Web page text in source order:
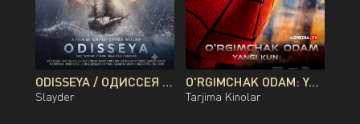
ODISSEYA / ОДИССЕЯ PREMYERA KRISTOFER NOLAN FILMI UZBEK TILIDA O'ZBEKCHA 2026 TARJIMA KINO FULL HD TAS-IX SKACHAT
Slayder
O'RGIMCHAK ODAM: YANGI KUN PREMYERA UZBEK TILIDA O'ZBEKCHA 2026 TARJIMA KINO FULL HD TAS-IX SKACHAT
Tarjima Kinolar